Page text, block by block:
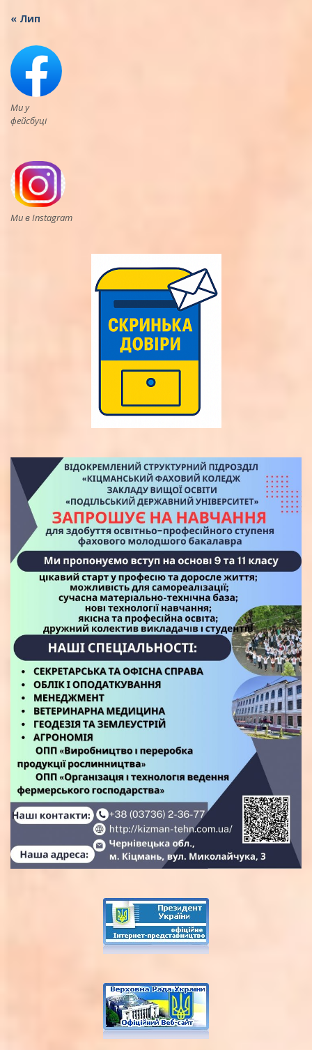
« Лип
Ми у
фейсбуці
Ми в Instagram